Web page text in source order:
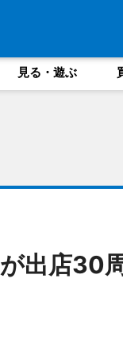
見る・遊ぶ
出店30